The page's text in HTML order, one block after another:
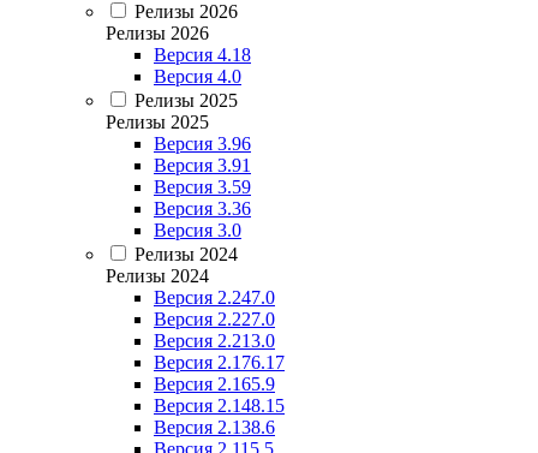
Релизы 2026
Релизы 2026
Версия 4.18
Версия 4.0
Релизы 2025
Релизы 2025
Версия 3.96
Версия 3.91
Версия 3.59
Версия 3.36
Версия 3.0
Релизы 2024
Релизы 2024
Версия 2.247.0
Версия 2.227.0
Версия 2.213.0
Версия 2.176.17
Версия 2.165.9
Версия 2.148.15
Версия 2.138.6